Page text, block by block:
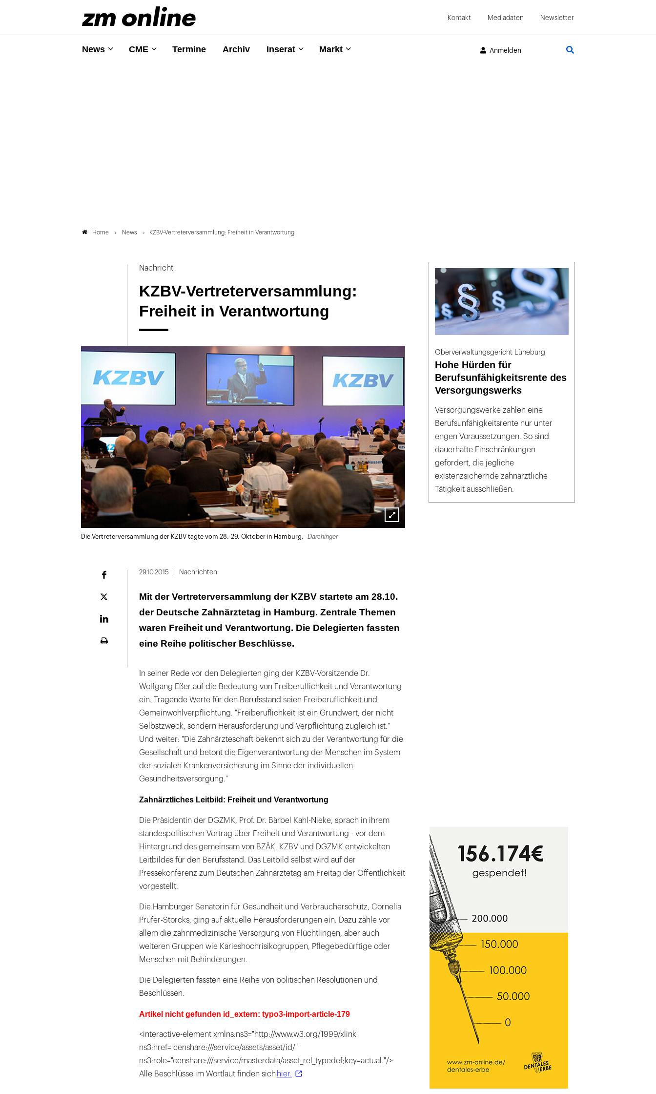
Kontakt Mediadaten Newsletter
News CME Termine Archiv Inserat Markt Anmelden
Home News KZBV-Vertreterversammlung: Freiheit in Verantwortung
Nachricht
KZBV-Vertreterversammlung:
Freiheit in Verantwortung
Lightbox
Die Vertreterversammlung der KZBV tagte vom 28.-29. Oktober in Hamburg. Darchinger
Plattform
29.10.2015 Nachrichten
Mit der Vertreterversammlung der KZBV startete am 28.10.
der Deutsche Zahnärztetag in Hamburg. Zentrale Themen
waren Freiheit und Verantwortung. Die Delegierten fassten
eine Reihe politischer Beschlüsse.
In seiner Rede vor den Delegierten ging der KZBV-Vorsitzende Dr.
Wolfgang Eßer auf die Bedeutung von Freiberuflichkeit und Verantwortung
ein. Tragende Werte für den Berufsstand seien Freiberuflichkeit und
Gemeinwohlverpflichtung. "Freiberuflichkeit ist ein Grundwert, der nicht
Selbstzweck, sondern Herausforderung und Verpflichtung zugleich ist."
Und weiter: "Die Zahnärzteschaft bekennt sich zu der Verantwortung für die
Gesellschaft und betont die Eigenverantwortung der Menschen im System
der sozialen Krankenversicherung im Sinne der individuellen
Gesundheitsversorgung."
Zahnärztliches Leitbild: Freiheit und Verantwortung
Die Präsidentin der DGZMK, Prof. Dr. Bärbel Kahl-Nieke, sprach in ihrem
standespolitischen Vortrag über Freiheit und Verantwortung - vor dem
Hintergrund des gemeinsam von BZÄK, KZBV und DGZMK entwickelten
Leitbildes für den Berufsstand. Das Leitbild selbst wird auf der
Pressekonferenz zum Deutschen Zahnärztetag am Freitag der Öffentlichkeit
vorgestellt.
Die Hamburger Senatorin für Gesundheit und Verbraucherschutz, Cornelia
Prüfer-Storcks, ging auf aktuelle Herausforderungen ein. Dazu zähle vor
allem die zahnmedizinische Versorgung von Flüchtlingen, aber auch
weiteren Gruppen wie Karieshochrisikogruppen, Pflegebedürftige oder
Menschen mit Behinderungen.
Die Delegierten fassten eine Reihe von politischen Resolutionen und
Beschlüssen.
Artikel nicht gefunden id_extern: typo3-import-article-179
<interactive-element xmlns:ns3="http://www.w3.org/1999/xlink"
ns3:href="censhare:///service/assets/asset/id/"
ns3:role="censhare:///service/masterdata/asset_rel_typedef;key=actual."/>
Alle Beschlüsse im Wortlaut finden sich hier.
Oberverwaltungsgericht Lüneburg
Hohe Hürden für
Berufsunfähigkeitsrente des
Versorgungswerks
Versorgungswerke zahlen eine
Berufsunfähigkeitsrente nur unter
engen Voraussetzungen. So sind
dauerhafte Einschränkungen
gefordert, die jegliche
existenzsichernde zahnärztliche
Tätigkeit ausschließen.